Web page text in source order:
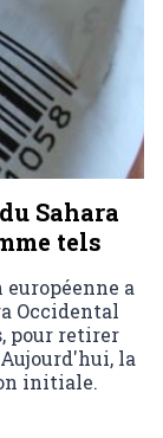
Sahara
tels
a
Occidental
pour retirer
la
initiale.